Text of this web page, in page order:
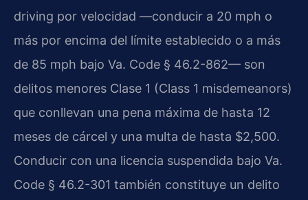
driving por velocidad —conducir a 20 mph o
más por encima del límite establecido o a más
de 85 mph bajo Va. Code § 46.2-862— son
delitos menores Clase 1 (Class 1 misdemeanors)
que conllevan una pena máxima de hasta 12
meses de cárcel y una multa de hasta $2,500.
Conducir con una licencia suspendida bajo Va.
Code § 46.2-301 también constituye un delito